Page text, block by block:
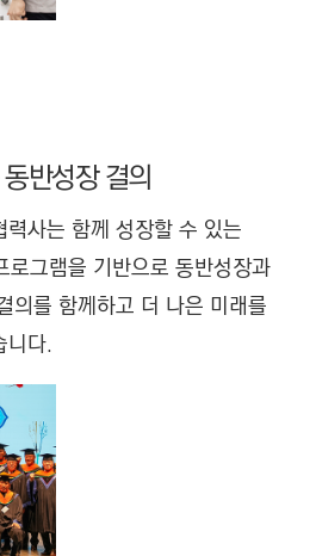
반성장 결의
사는 함께 성장할 수 있는
그램을 기반으로 동반성장과
의를 함께하고 더 나은 미래를
니다.